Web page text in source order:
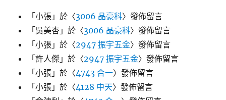
「小張 」於〈3006 晶豪科〉發佈留言
「吳美杏 」於〈3006 晶豪科〉發佈留言
「小張 」於〈2947 振宇五金〉發佈留言
「許人傑 」於〈2947 振宇五金〉發佈留言
「小張 」於〈4743 合一〉發佈留言
「小張 」於〈4128 中天〉發佈留言